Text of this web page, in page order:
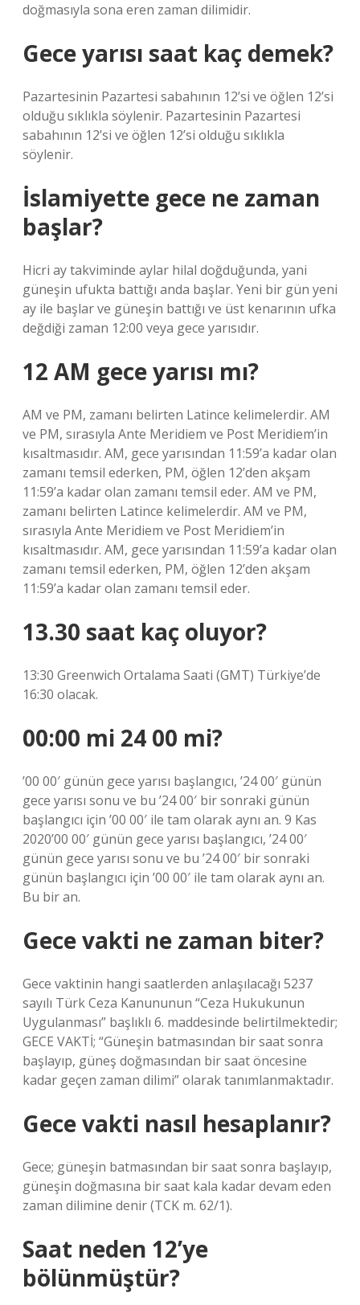
doğmasıyla sona eren zaman dilimidir.
Gece yarısı saat kaç demek?
Pazartesinin Pazartesi sabahının 12’si ve öğlen 12’si
olduğu sıklıkla söylenir. Pazartesinin Pazartesi
sabahının 12’si ve öğlen 12’si olduğu sıklıkla
söylenir.
İslamiyette gece ne zaman
başlar?
Hicri ay takviminde aylar hilal doğduğunda, yani
güneşin ufukta battığı anda başlar. Yeni bir gün yeni
ay ile başlar ve güneşin battığı ve üst kenarının ufka
değdiği zaman 12:00 veya gece yarısıdır.
12 AM gece yarısı mı?
AM ve PM, zamanı belirten Latince kelimelerdir. AM
ve PM, sırasıyla Ante Meridiem ve Post Meridiem’in
kısaltmasıdır. AM, gece yarısından 11:59’a kadar olan
zamanı temsil ederken, PM, öğlen 12’den akşam
11:59’a kadar olan zamanı temsil eder. AM ve PM,
zamanı belirten Latince kelimelerdir. AM ve PM,
sırasıyla Ante Meridiem ve Post Meridiem’in
kısaltmasıdır. AM, gece yarısından 11:59’a kadar olan
zamanı temsil ederken, PM, öğlen 12’den akşam
11:59’a kadar olan zamanı temsil eder.
13.30 saat kaç oluyor?
13:30 Greenwich Ortalama Saati (GMT) Türkiye’de
16:30 olacak.
00:00 mi 24 00 mi?
’00 00′ günün gece yarısı başlangıcı, ’24 00′ günün
gece yarısı sonu ve bu ’24 00′ bir sonraki günün
başlangıcı için ’00 00′ ile tam olarak aynı an. 9 Kas
2020’00 00′ günün gece yarısı başlangıcı, ’24 00′
günün gece yarısı sonu ve bu ’24 00′ bir sonraki
günün başlangıcı için ’00 00′ ile tam olarak aynı an.
Bu bir an.
Gece vakti ne zaman biter?
Gece vaktinin hangi saatlerden anlaşılacağı 5237
sayılı Türk Ceza Kanununun “Ceza Hukukunun
Uygulanması” başlıklı 6. maddesinde belirtilmektedir;
GECE VAKTİ; “Güneşin batmasından bir saat sonra
başlayıp, güneş doğmasından bir saat öncesine
kadar geçen zaman dilimi” olarak tanımlanmaktadır.
Gece vakti nasıl hesaplanır?
Gece; güneşin batmasından bir saat sonra başlayıp,
güneşin doğmasına bir saat kala kadar devam eden
zaman dilimine denir (TCK m. 62/1).
Saat neden 12’ye
bölünmüştür?